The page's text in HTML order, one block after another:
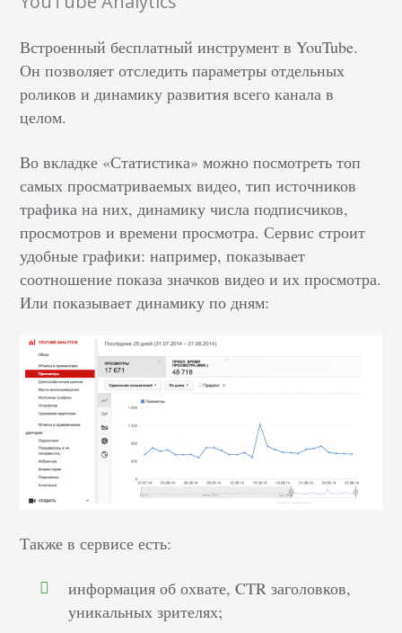
Встроенный бесплатный инструмент в YouTube.
Он позволяет отследить параметры отдельных
роликов и динамику развития всего канала в
целом.
Во вкладке «Статистика» можно посмотреть топ
самых просматриваемых видео, тип источников
трафика на них, динамику числа подписчиков,
просмотров и времени просмотра. Сервис строит
удобные графики: например, показывает
соотношение показа значков видео и их просмотра.
Или показывает динамику по дням:
Также в сервисе есть:
информация об охвате, CTR заголовков,
уникальных зрителях;